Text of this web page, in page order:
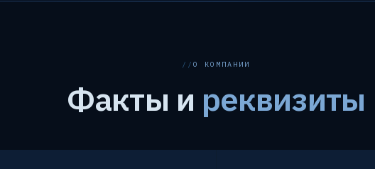
О КОМПАНИИ
Факты и реквизиты